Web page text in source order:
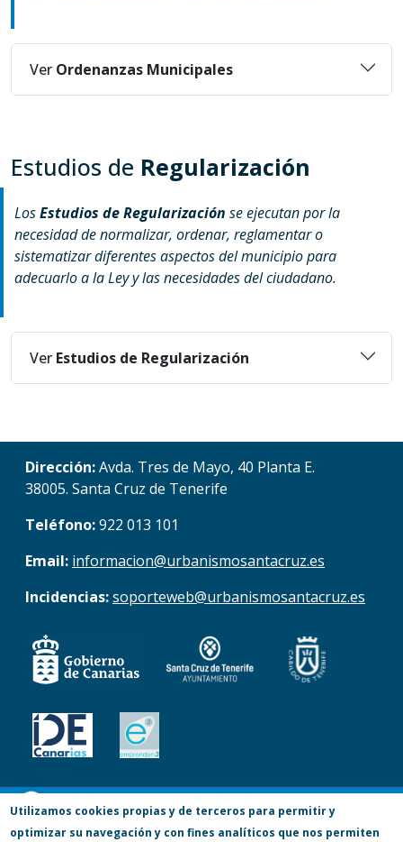
Ver Ordenanzas Municipales
Estudios de Regularización
LosEstudios de Regularización se ejecutan por la
necesidad de normalizar, ordenar, reglamentar o
sistematizar diferentes aspectos del municipio para
adecuarlo a la Ley y las necesidades del ciudadano.
Ver Estudios de Regularización
Dirección:Avda. Tres de Mayo, 40 Planta E.
38005. Santa Cruz de Tenerife
Teléfono:922 013 101
Email: informacion@urbanismosantacruz.es
Incidencias:soporteweb@urbanismosantacruz.es
© Copyright 2017. Todos los derechos
reservados.
Utilizamos cookies propias y de terceros para permitir y
optimizar su navegación y con fines analíticos que nos permiten